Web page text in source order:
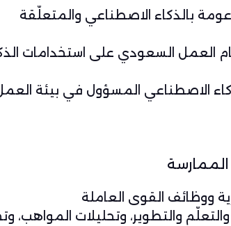
بالذكاء الاصطناعي والمتعلّقة
العمل السعودي على استخدامات
الاصطناعي المسؤول في بيئة
الممارسة
ووظائف القوى العاملة
والتطوير، وتحليلات المواهب،